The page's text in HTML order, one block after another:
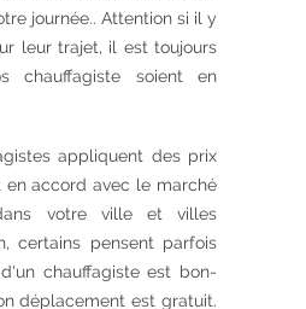
journée.. Attention si il y
leur trajet, il est toujours
chauffagiste soient en
appliquent des prix
en accord avec le marché
votre ville et villes
certains pensent parfois
chauffagiste est bon-
déplacement est gratuit.